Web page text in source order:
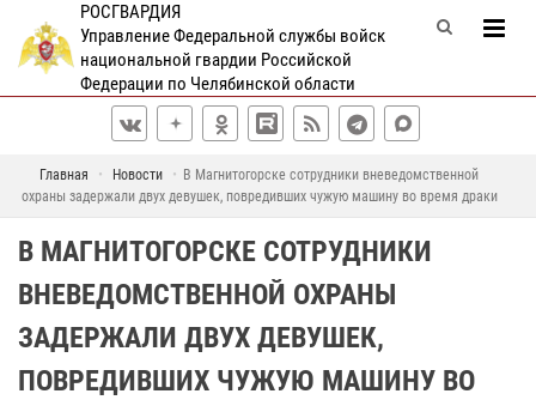
РОСГВАРДИЯ
Управление Федеральной службы войск
национальной гвардии Российской
Федерации по Челябинской области
Главная Новости
В Магнитогорске сотрудники вневедомственной
охраны задержали двух девушек, повредивших чужую машину во время драки
В МАГНИТОГОРСКЕ СОТРУДНИКИ
ВНЕВЕДОМСТВЕННОЙ ОХРАНЫ
ЗАДЕРЖАЛИ ДВУХ ДЕВУШЕК,
ПОВРЕДИВШИХ ЧУЖУЮ МАШИНУ ВО